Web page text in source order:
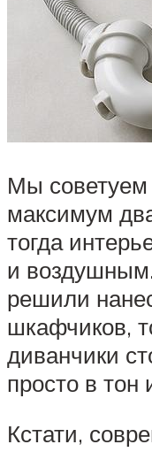
Мы советуем
максимум
тогда
и
решили
шкафчиков,
диванчики
просто в тон
Кстати,